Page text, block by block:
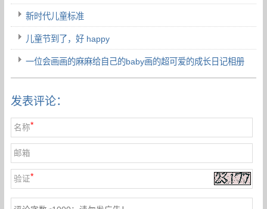
新时代儿童标准
儿童节到了，好 happy
一位会画画的麻麻给自己的baby画的超可爱的成长日记相册
发表评论：
名称*
邮箱
验证*